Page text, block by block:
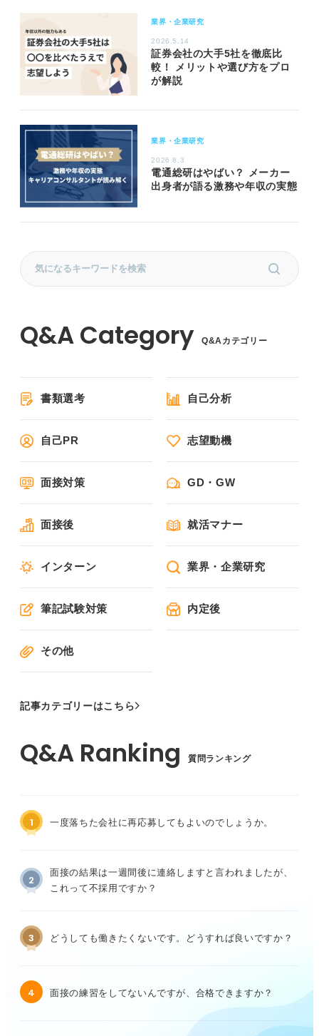
業界・企業研究
2026.5.14
証券会社の大手5社を徹底比
較！ メリットや選び方をプロ
が解説
業界・企業研究
2026.8.3
電通総研はやばい？ メーカー
出身者が語る激務や年収の実態
Q&Aカテゴリー
書類選考 自己分析
自己PR 志望動機
面接対策 GD・GW
面接後 就活マナー
インターン 業界・企業研究
筆記試験対策 内定後
その他
記事カテゴリーはこちら
質問ランキング
1 一度落ちた会社に再応募してもよいのでしょうか。
2
面接の結果は一週間後に連絡しますと言われましたが、
これって不採用ですか？
3 どうしても働きたくないです。どうすれば良いですか？
4 面接の練習をしてないんですが、合格できますか？